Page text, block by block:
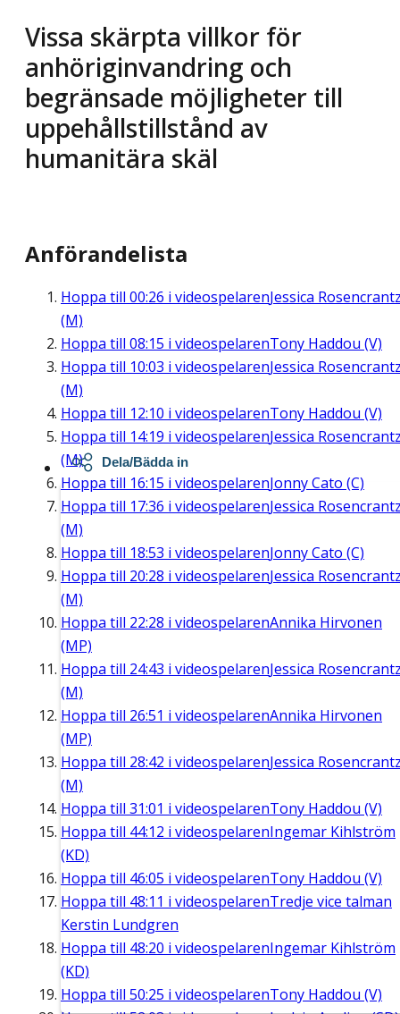
Vissa skärpta villkor för
anhöriginvandring och
begränsade möjligheter till
uppehållstillstånd av
humanitära skäl
Anförandelista
Hoppa till 00:26 i videospelarenJessica
(M)
Hoppa till 08:15 i videospelarenTony Haddou (V)
Hoppa till 10:03 i videospelarenJessica
(M)
Hoppa till 12:10 i videospelarenTony Haddou (V)
Hoppa till 14:19 i videospelarenJessica
(M)
Hoppa till 16:15 i videospelarenJonny Cato (C)
Hoppa till 17:36 i videospelarenJessica
(M)
Hoppa till 18:53 i videospelarenJonny Cato (C)
Hoppa till 20:28 i videospelarenJessica
(M)
Hoppa till 22:28 i videospelarenAnnika Hirvonen
(MP)
Hoppa till 24:43 i videospelarenJessica
(M)
Hoppa till 26:51 i videospelarenAnnika Hirvonen
(MP)
Hoppa till 28:42 i videospelarenJessica
(M)
Hoppa till 31:01 i videospelarenTony Haddou (V)
Hoppa till 44:12 i videospelarenIngemar Kihlström
(KD)
Hoppa till 46:05 i videospelarenTony Haddou (V)
Hoppa till 48:11 i videospelarenTredje vice talman
Kerstin Lundgren
Hoppa till 48:20 i videospelarenIngemar Kihlström
(KD)
Hoppa till 50:25 i videospelarenTony Haddou (V)
Dela/Bädda in